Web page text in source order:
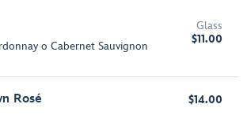
o Cabernet Sauvignon
Glass
$11.00
Rosé $14.00